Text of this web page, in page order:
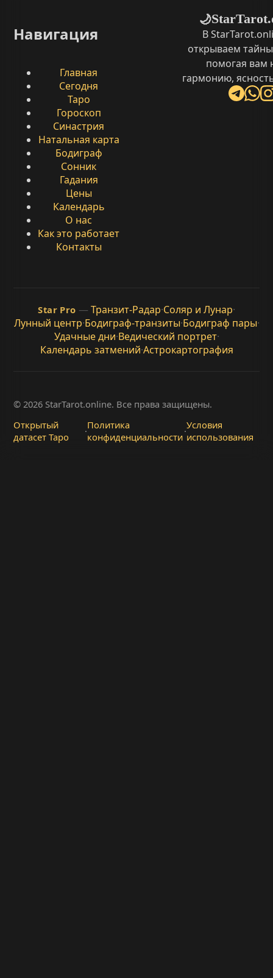
Навигация
Главная
Сегодня
Таро
Гороскоп
Синастрия
Натальная карта
Бодиграф
Сонник
Гадания
Цены
Календарь
О нас
Как это работает
Контакты
🌙
В
открываем
помогая вам
гармонию,
Star Pro — Транзит-Радар·Соляр и Лунар·
Лунный центр·Бодиграф-транзиты·Бодиграф пары·
Удачные дни·Ведический портрет·
Календарь затмений·Астрокартография
© 2026 StarTarot.online. Все права защищены.
Открытый
датасет Таро
·Политика
конфиденциальности·Условия
использования